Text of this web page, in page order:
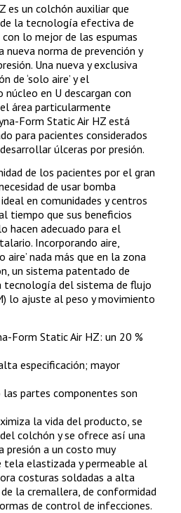
es un colchón auxiliar que
la tecnología efectiva de
lo mejor de las espumas
nueva norma de prevención y
Una nueva y exclusiva
de ‘solo aire’ y el
en U descargan con
área particularmente
Form Static Air HZ está
para pacientes considerados
úlceras por presión.
de los pacientes por el gran
de usar bomba
en comunidades y centros
tiempo que sus beneficios
hacen adecuado para el
Incorporando aire,
aire’ nada más que en la zona
un sistema patentado de
del sistema de flujo
lo ajuste al peso y movimiento
Form Static Air HZ: un 20 %
especificación; mayor
las partes componentes son
la vida del producto, se
colchón y se ofrece así una
presión a un costo muy
elastizada y permeable al
costuras soldadas a alta
la cremallera, de conformidad
de control de infecciones.